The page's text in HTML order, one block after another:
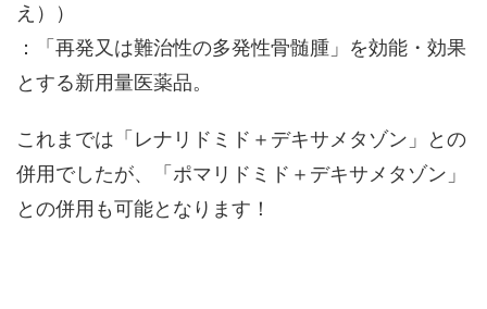
え））
：「再発又は難治性の多発性骨髄腫」を効能・効果
とする新用量医薬品。
これまでは「レナリドミド＋デキサメタゾン」との
併用でしたが、「ポマリドミド＋デキサメタゾン」
との併用も可能となります！